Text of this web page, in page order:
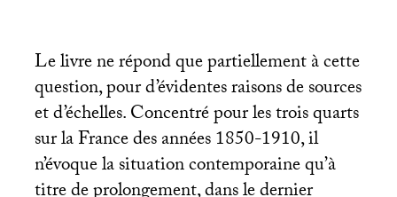
Le livre ne répond que partiellement à cette
question, pour d’évidentes raisons de sources
et d’échelles. Concentré pour les trois quarts
sur la France des années 1850-1910, il
n’évoque la situation contemporaine qu’à